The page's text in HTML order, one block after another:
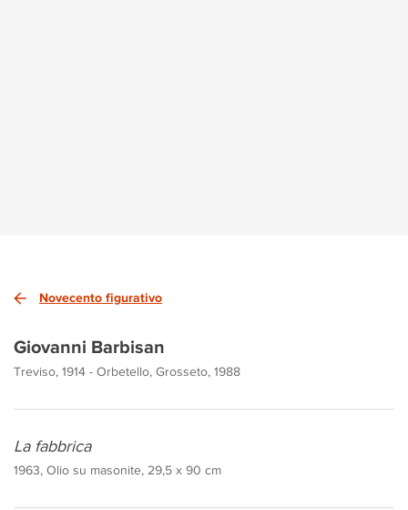
Novecento figurativo
Giovanni Barbisan
Treviso, 1914 - Orbetello, Grosseto, 1988
La fabbrica
1963, Olio su masonite, 29,5 x 90 cm